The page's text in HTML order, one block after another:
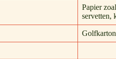
Papier
servetten,